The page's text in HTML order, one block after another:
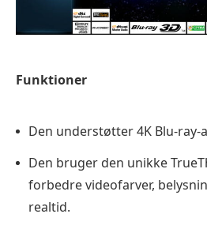
Funktioner
Den understøtter 4K Blu-ray-
Den bruger den unikke
forbedre videofarver,
realtid.